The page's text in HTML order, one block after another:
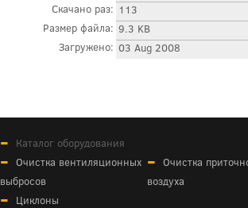
Скачано раз: 113
Размер файла: 9.3 KB
Загружено: 03 Aug 2008
Каталог оборудования
Очистка вентиляционных
выбросов
Очистка
воздуха
Циклоны